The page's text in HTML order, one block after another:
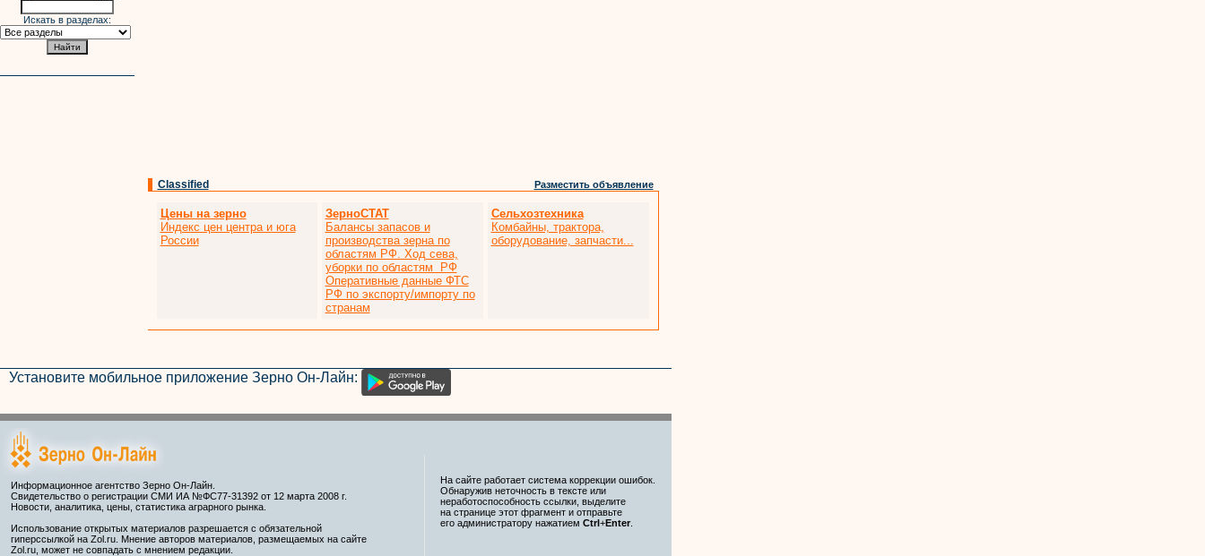
Искать в разделах:
Classified Разместить объявление
Цены на зерно
Индекс цен центра и юга
России
ЗерноСТАТ
Балансы запасов и
производства зерна по
областям РФ. Ход сева,
уборки по областям РФ
Оперативные данные ФТС
РФ по экспорту/импорту по
странам
Сельхозтехника
Комбайны, трактора,
оборудование, запчасти...
Установите мобильное приложение Зерно Он-Лайн:
Информационное агентство Зерно Он-Лайн.
Свидетельство о регистрации СМИ ИА №ФС77-31392 от 12 марта 2008 г.
Новости, аналитика, цены, статистика аграрного рынка.
Использование открытых материалов разрешается с обязательной
гиперссылкой на Zol.ru. Мнение авторов материалов, размещаемых на сайте
Zol.ru, может не совпадать с мнением редакции.
На сайте работает система коррекции ошибок.
Обнаружив неточность в тексте или
неработоспособность ссылки, выделите
на странице этот фрагмент и отправьте
его администратору нажатием Ctrl+Enter